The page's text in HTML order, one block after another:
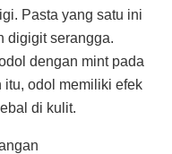
Pasta yang satu ini
digigit serangga.
dengan mint pada
odol memiliki efek
di kulit.